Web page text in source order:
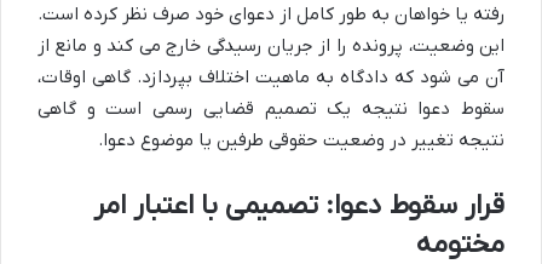
رفته یا خواهان به طور کامل از دعوای خود صرف نظر کرده است.
این وضعیت، پرونده را از جریان رسیدگی خارج می کند و مانع از
آن می شود که دادگاه به ماهیت اختلاف بپردازد. گاهی اوقات،
سقوط دعوا نتیجه یک تصمیم قضایی رسمی است و گاهی
نتیجه تغییر در وضعیت حقوقی طرفین یا موضوع دعوا.
قرار سقوط دعوا: تصمیمی با اعتبار امر
مختومه